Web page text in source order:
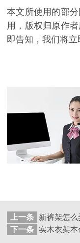
本文所使用的部
用，版权归原作
即告知，我们将立
上一条
下一条